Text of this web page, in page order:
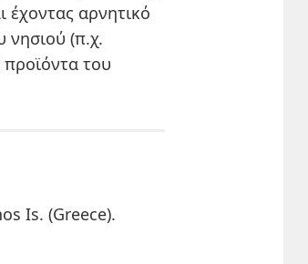
αρνητικό
νησιού (π.χ.
του
Is. (Greece).